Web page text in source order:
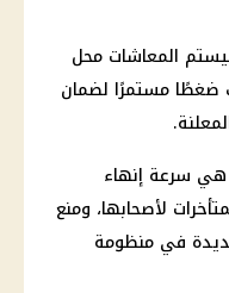
المعاشات محل
ضغطًا مستمرًا لضمان
هي سرعة إنهاء
لأصحابها، ومنع
في منظومة